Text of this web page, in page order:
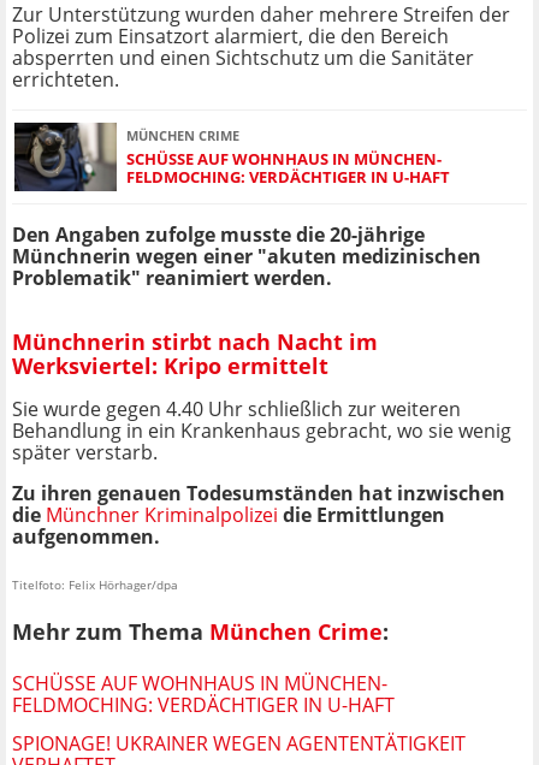
Zur Unterstützung wurden daher mehrere Streifen der
Polizei zum Einsatzort alarmiert, die den Bereich
absperrten und einen Sichtschutz um die Sanitäter
errichteten.
MÜNCHEN CRIME
SCHÜSSE AUF WOHNHAUS IN MÜNCHEN-
FELDMOCHING: VERDÄCHTIGER IN U-HAFT
Den Angaben zufolge musste die 20-jährige
Münchnerin wegen einer "akuten medizinischen
Problematik" reanimiert werden.
Münchnerin stirbt nach Nacht im
Werksviertel: Kripo ermittelt
Sie wurde gegen 4.40 Uhr schließlich zur weiteren
Behandlung in ein Krankenhaus gebracht, wo sie wenig
später verstarb.
Zu ihren genauen Todesumständen hat inzwischen
die Münchner Kriminalpolizei die Ermittlungen
aufgenommen.
Titelfoto: Felix Hörhager/dpa
Mehr zum Thema München Crime:
SCHÜSSE AUF WOHNHAUS IN MÜNCHEN-
FELDMOCHING: VERDÄCHTIGER IN U-HAFT
SPIONAGE! UKRAINER WEGEN AGENTENTÄTIGKEIT